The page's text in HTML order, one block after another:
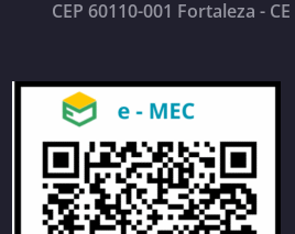
CEP 60110-001 Fortaleza - CE